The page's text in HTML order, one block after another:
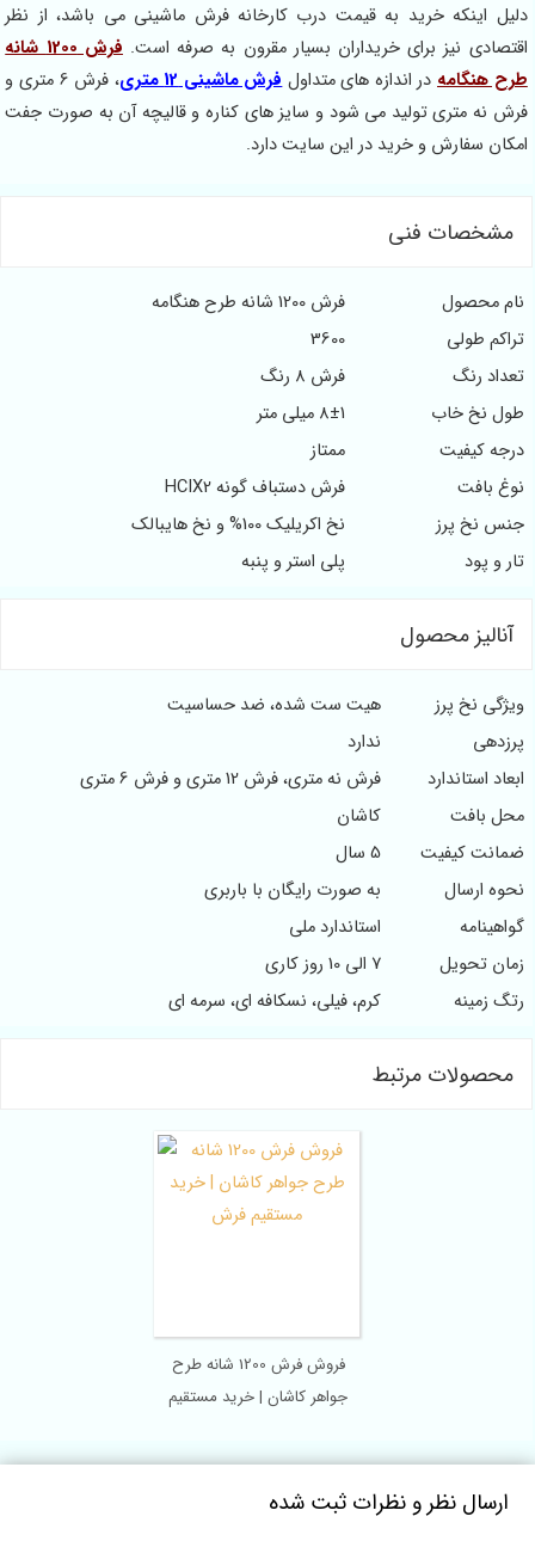
خرید به قیمت درب کارخانه فرش ماشینی می باشد، از نظر
نیز برای خریداران بسیار مقرون به صرفه است.
فرش 1200 شانه
در اندازه های متداولفرش ماشینی 12 متری
، فرش 6 متری و
متری تولید می شود و سایز های کناره و قالیچه آن به صورت جفت
و خرید در این سایت دارد.
فنی
خاب
فرش دستباف گونه HCIX2
پرز
نخ اکریلیک 100% و نخ هایبالک
پلی استر و پنبه
محصول
پرز
هیت ست شده، ضد حساسیت
فرش نه متری، فرش 12 متری و فرش 6 متری
کیفیت
5 سال
به صورت رایگان با باربری
استاندارد ملی
کرم، فیلی، نسکافه ای، سرمه ای
مرتبط
فروش فرش 1200 شانه طرح
جواهر کاشان | خرید مستقیم
نظر و نظرات ثبت شده